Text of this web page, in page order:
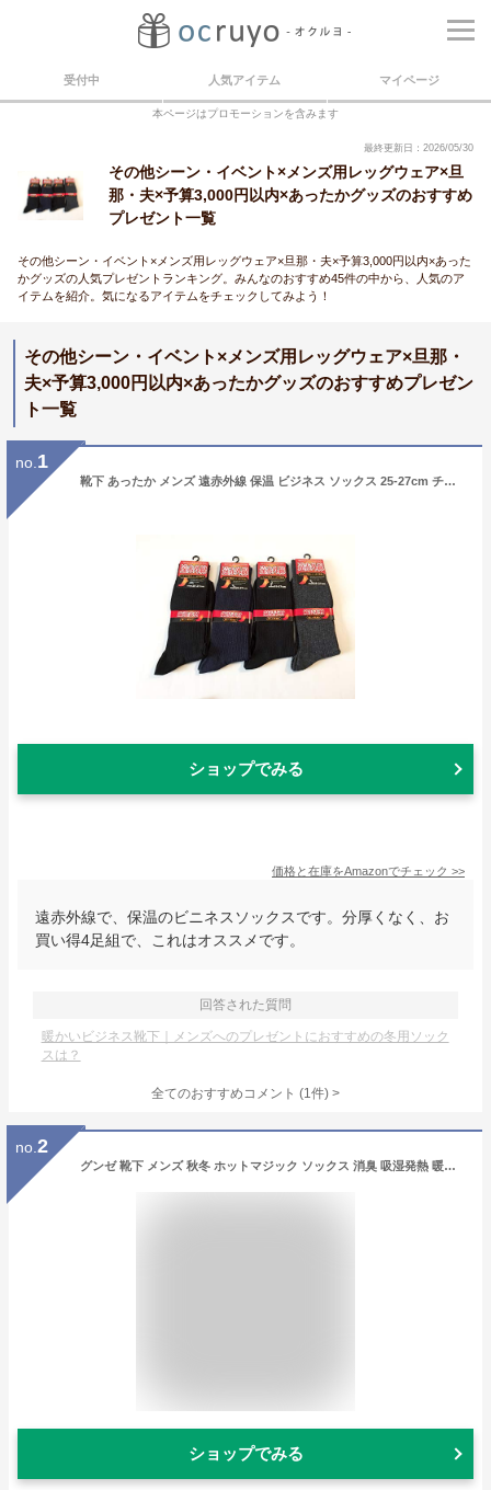
受付中 人気アイテム マイページ
本ページはプロモーションを含みます
最終更新日：2026/05/30
その他シーン・イベント×メンズ用レッグウェア×旦
那・夫×予算3,000円以内×あったかグッズのおすすめ
プレゼント一覧
その他シーン・イベント×メンズ用レッグウェア×旦那・夫×予算3,000円以内×あった
かグッズの人気プレゼントランキング。みんなのおすすめ45件の中から、人気のア
イテムを紹介。気になるアイテムをチェックしてみよう！
その他シーン・イベント×メンズ用レッグウェア×旦那・
夫×予算3,000円以内×あったかグッズのおすすめプレゼン
ト一覧
no. 1
靴下 あったか メンズ 遠赤外線 保温 ビジネス ソックス 25-27cm チャコール 黒 お買得4足組（色はお任せ）D09
ショップでみる
価格と在庫をAmazonでチェック >>
遠赤外線で、保温のビニネスソックスです。分厚くなく、お
買い得4足組で、これはオススメです。
回答された質問
暖かいビジネス靴下｜メンズへのプレゼントにおすすめの冬用ソック
スは？
全てのおすすめコメント (1件) >
no. 2
グンゼ 靴下 メンズ 秋冬 ホットマジック ソックス 消臭 吸湿発熱 暖かい あったか あたたかい 暖かい ビジネス 紳士 シンプル リブ柄 GUNZE HOTMAGIC HGN011 25-27cm GUNZE91
ショップでみる